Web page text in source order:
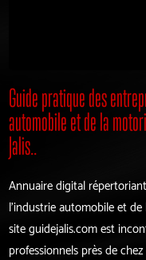
Guide pratique des
automobile et de la
Jalis..
Annuaire digital
l'industrie automobile et
site guidejalis.com est
professionnels près de